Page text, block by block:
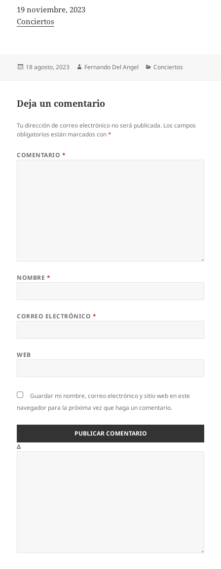
Fecha
19 noviembre, 2023
In relation to
Conciertos
Publicado
18 agosto, 2023 Autor
Fernando Del Angel Categorías
Conciertos
Deja un comentario
Tu dirección de correo electrónico no será publicada. Los campos
obligatorios están marcados con*
COMENTARIO *
NOMBRE *
CORREO ELECTRÓNICO *
WEB
Guardar mi nombre, correo electrónico y sitio web en este
navegador para la próxima vez que haga un comentario.
Δ